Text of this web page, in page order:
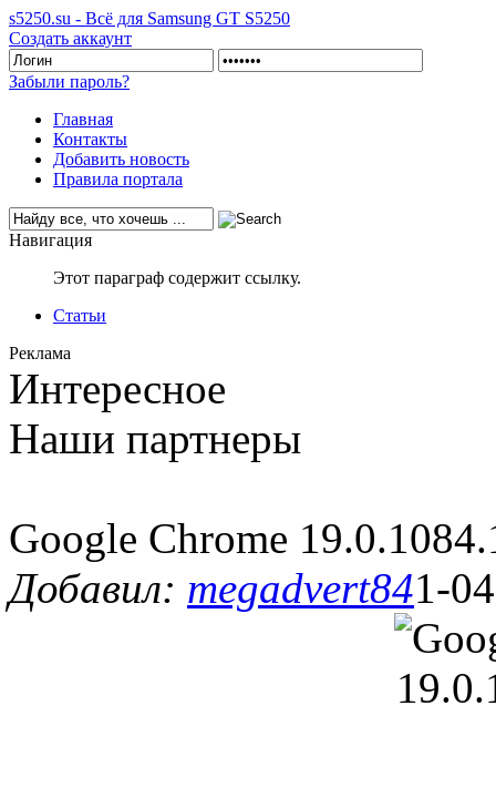
s5250.su - Всё для Samsung GT S5250
Создать аккаунт
Забыли пароль?
Главная
Контакты
Добавить новость
Правила портала
Навигация
Этот параграф содержит ссылку.
Статьи
Реклама
Интересное
Наши партнеры
Google Chrome
Добавил: megadvert841-